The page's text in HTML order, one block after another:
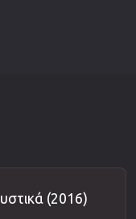
(2016)